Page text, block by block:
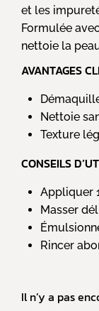
et les
Formulée
nettoie la
AVANTAGES
Nettoie
Texture
CONSEILS
Appliquer
Masser
Rincer
Il n’y a pas